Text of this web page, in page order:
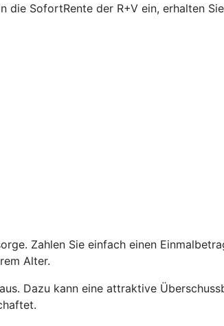
SofortRente der R+V ein, erhalten
Zahlen Sie einfach einen
Alter.
Dazu kann eine attraktive